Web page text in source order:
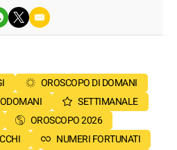
OROSCOPO DI DOMANI
SETTIMANALE
OROSCOPO 2026
NUMERI FORTUNATI